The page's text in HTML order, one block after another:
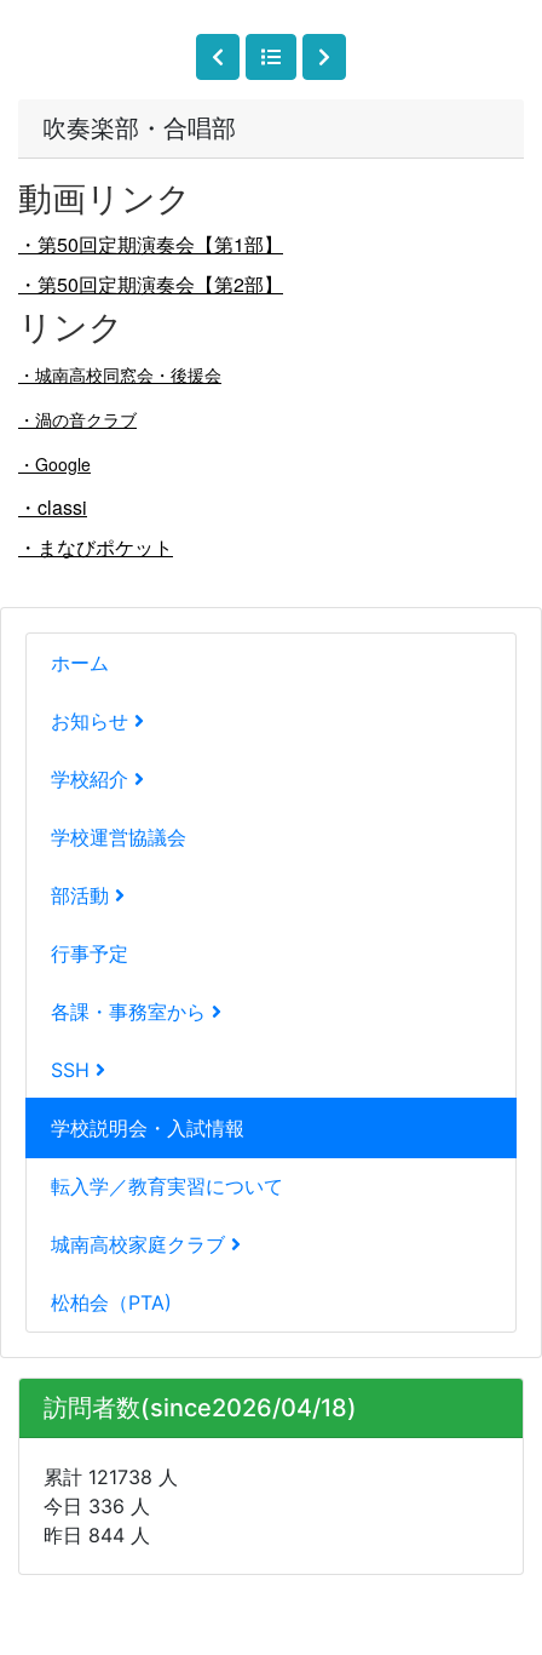
吹奏楽部・合唱部
動画リンク
・第50回定期演奏会【第1部】
・第50回定期演奏会【第2部】
リンク
・ 城南高校同窓会・後援会
・渦の音クラブ
・Google
・classi
・まなびポケット
ホーム
お知らせ
学校紹介
学校運営協議会
部活動
行事予定
各課・事務室から
SSH
学校説明会・入試情報
転入学／教育実習について
城南高校家庭クラブ
松柏会（PTA)
訪問者数(since2026/04/18)
累計 121738 人
今日 336 人
昨日 844 人